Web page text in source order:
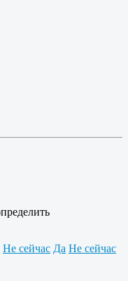
Не сейчас Да Не сейчас